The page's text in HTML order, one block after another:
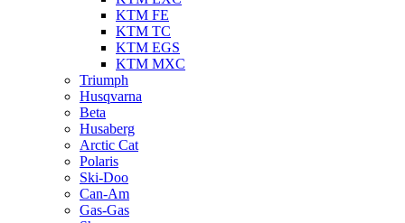
KTM FE
KTM TC
KTM EGS
KTM MXC
Triumph
Husqvarna
Beta
Husaberg
Arctic Cat
Polaris
Ski-Doo
Can-Am
Gas-Gas